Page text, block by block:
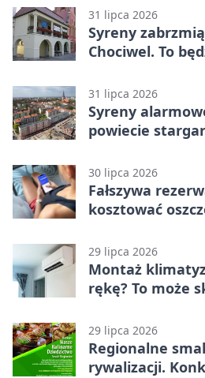
Stargard 3:3
31 lipca 2026
Syreny
Chociwel. To
31 lipca 2026
Syreny
powiecie
30 lipca 2026
Fałszywa
kosztować
29 lipca 2026
Montaż
rękę? To może
29 lipca 2026
Regionalne
rywalizacji.